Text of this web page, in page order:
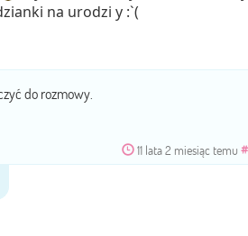
na urodzi y :`(
do rozmowy.
11 lata 2 miesiąc temu